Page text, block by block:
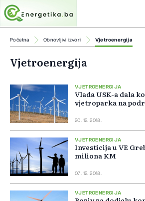
Početna Obnovljivi izvori Vjetroenergija
Vjetroenergija
VJETROENERGIJA
Vlada USK-a dala
vjetroparka na
20. 12. 2018.
VJETROENERGIJA
Investicija u VE
miliona KM
07. 12. 2018.
VJETROENERGIJA